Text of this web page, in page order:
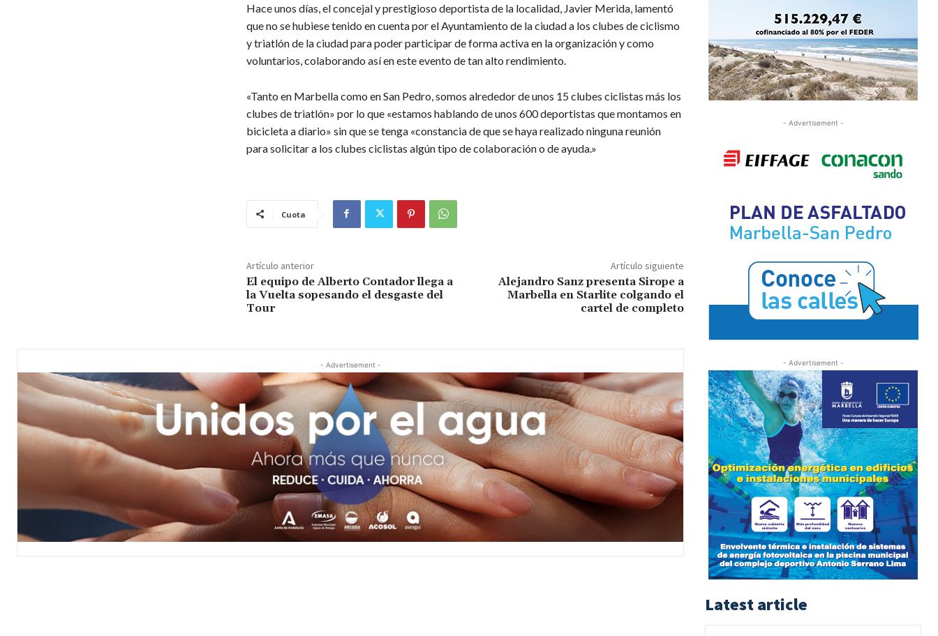
Hace unos días, el concejal y prestigioso deportista de la localidad, Javier Merida, lamentó
que no se hubiese tenido en cuenta por el Ayuntamiento de la ciudad a los clubes de ciclismo
y triatlón de la ciudad para poder participar de forma activa en la organización y como
voluntarios, colaborando así en este evento de tan alto rendimiento.
«Tanto en Marbella como en San Pedro, somos alrededor de unos 15 clubes ciclistas más los
clubes de triatlón» por lo que «estamos hablando de unos 600 deportistas que montamos en
bicicleta a diario» sin que se tenga «constancia de que se haya realizado ninguna reunión
para solicitar a los clubes ciclistas algún tipo de colaboración o de ayuda.»
Cuota
Artículo anterior
El equipo de Alberto Contador llega a
la Vuelta sopesando el desgaste del
Tour
Artículo siguiente
Alejandro Sanz presenta Sirope a
Marbella en Starlite colgando el
cartel de completo
- Advertisement -
- Advertisement -
- Advertisement -
Latest article